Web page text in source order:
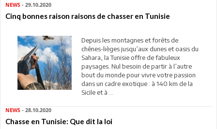
NEWS - 29.10.2020
Cinq bonnes raison raisons de chasser en Tunisie
Depuis les montagnes et forêts de
chênes-lièges jusqu’aux dunes et oasis du
Sahara, la Tunisie offre de fabuleux
paysages. Nul besoin de partir à l’autre
bout du monde pour vivre votre passion
dans un cadre exotique : à 140 km de la
Sicile et à ...
NEWS - 28.10.2020
Chasse en Tunisie: Que dit la loi